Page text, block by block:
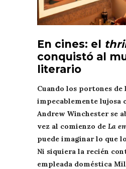
En cines: el
conquistó al
literario
Cuando los portones de
impecablemente lujosa
Andrew Winchester se
vez al comienzo de La
puede imaginar lo que
Ni siquiera la recién
empleada doméstica